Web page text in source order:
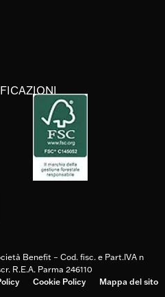
Benefit – Cod. fisc. e Part.IVA n
R.E.A. Parma 246110
Cookie Policy Mappa del sito